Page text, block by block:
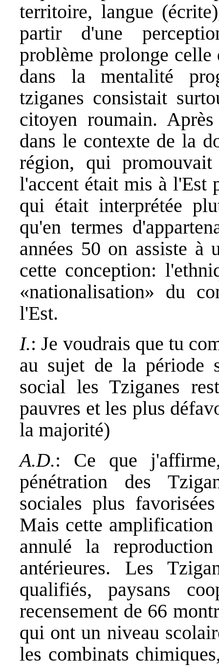
territoire, langue
partir d'une
problème prolonge
dans la mentalité
tziganes consistait
citoyen roumain.
dans le contexte de la
région, qui promouvait
l'accent était mis à l'Est
qui était interprétée
qu'en termes
années 50 on assiste à
cette conception:
«nationalisation» du
l'Est.
I.: Je voudrais que tu
au sujet de la période
social les Tziganes
pauvres et les plus
la majorité)
A.D.: Ce que
pénétration des
sociales plus
Mais cette amplification
annulé la
antérieures. Les
qualifiés, paysans
recensement de 66
qui ont un niveau
les combinats